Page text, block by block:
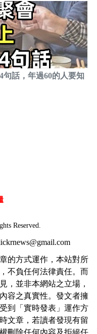
話，年過60的人要知
Reserved.
的方式運作，本站對所
不負任何法律責任。而
，並非本網站之立場，
容之真實性。發文者擁
到「實時發表」運作方
文章，若讀者發現有留